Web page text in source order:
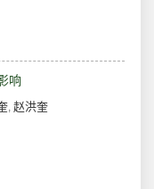
响
, 赵洪奎